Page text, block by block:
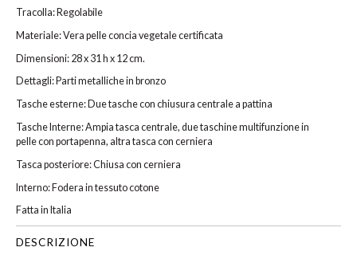
Tracolla: Regolabile
Materiale: Vera pelle concia vegetale certificata
Dimensioni: 28 x 31 h x 12 cm.
Dettagli: Parti metalliche in bronzo
Tasche esterne: Due tasche con chiusura centrale a pattina
Tasche Interne: Ampia tasca centrale, due taschine multifunzione in
pelle con portapenna, altra tasca con cerniera
Tasca posteriore: Chiusa con cerniera
Interno: Fodera in tessuto cotone
Fatta in Italia
DESCRIZIONE